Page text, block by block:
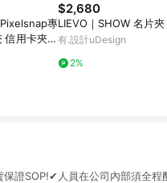
專
信用卡夾 /
$2,680
LIEVO｜SHOW 名片夾
有.設計uDesign
2%
保證SOP!✔人員在公司內部須全